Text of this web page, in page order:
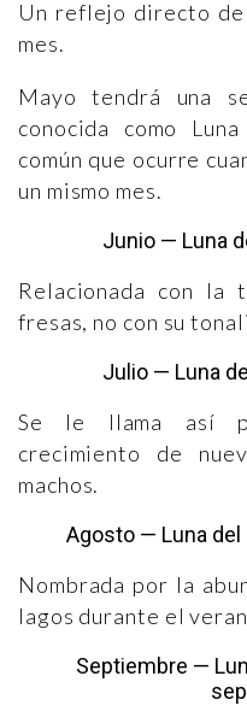
Un reflejo directo de
mes.
Mayo tendrá una
conocida como
común que ocurre
un mismo mes.
Junio — Luna
Relacionada con la
fresas, no con su
Julio — Luna
Se le llama así
crecimiento de
machos.
Agosto — Luna del
Nombrada por la
lagos durante el
Septiembre —